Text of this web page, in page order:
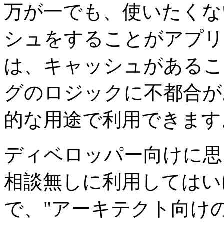
万が一でも、使いたく
シュをすることがアプ
は、キャッシュがある
グのロジックに不都合
的な用途で利用できま
ディベロッパー向けに
相談無しに利用しては
で、"アーキテクト向け